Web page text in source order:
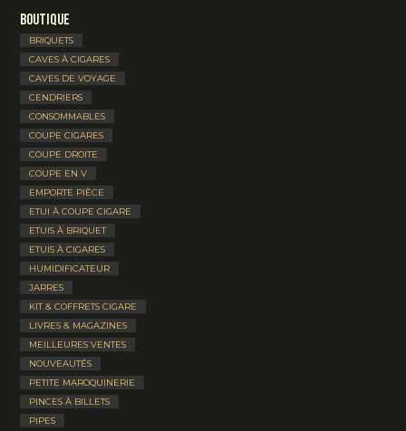
Boutique
BRIQUETS
CAVES À CIGARES
CAVES DE VOYAGE
CENDRIERS
CONSOMMABLES
COUPE CIGARES
COUPE DROITE
COUPE EN V
EMPORTE PIÈCE
ETUI À COUPE CIGARE
ETUIS À BRIQUET
ETUIS À CIGARES
HUMIDIFICATEUR
JARRES
KIT & COFFRETS CIGARE
LIVRES & MAGAZINES
MEILLEURES VENTES
NOUVEAUTÉS
PETITE MAROQUINERIE
PINCES À BILLETS
PIPES